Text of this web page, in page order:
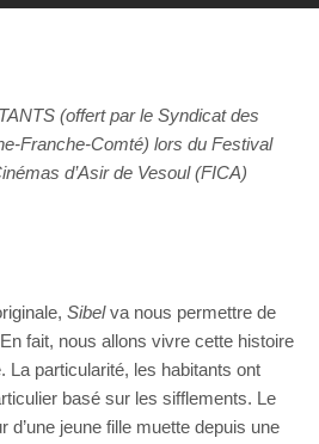
(offert par le Syndicat des
Franche-Comté) lors du Festival
d’Asir de Vesoul (FICA)
Sibelva nous permettre de
fait, nous allons vivre cette histoire
La particularité, les habitants ont
basé sur les sifflements. Le
d’une jeune fille muette depuis une